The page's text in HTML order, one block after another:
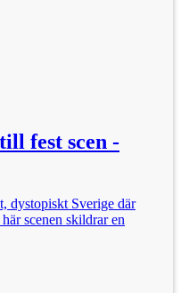
fest scen -
dystopiskt Sverige där
scenen skildrar en